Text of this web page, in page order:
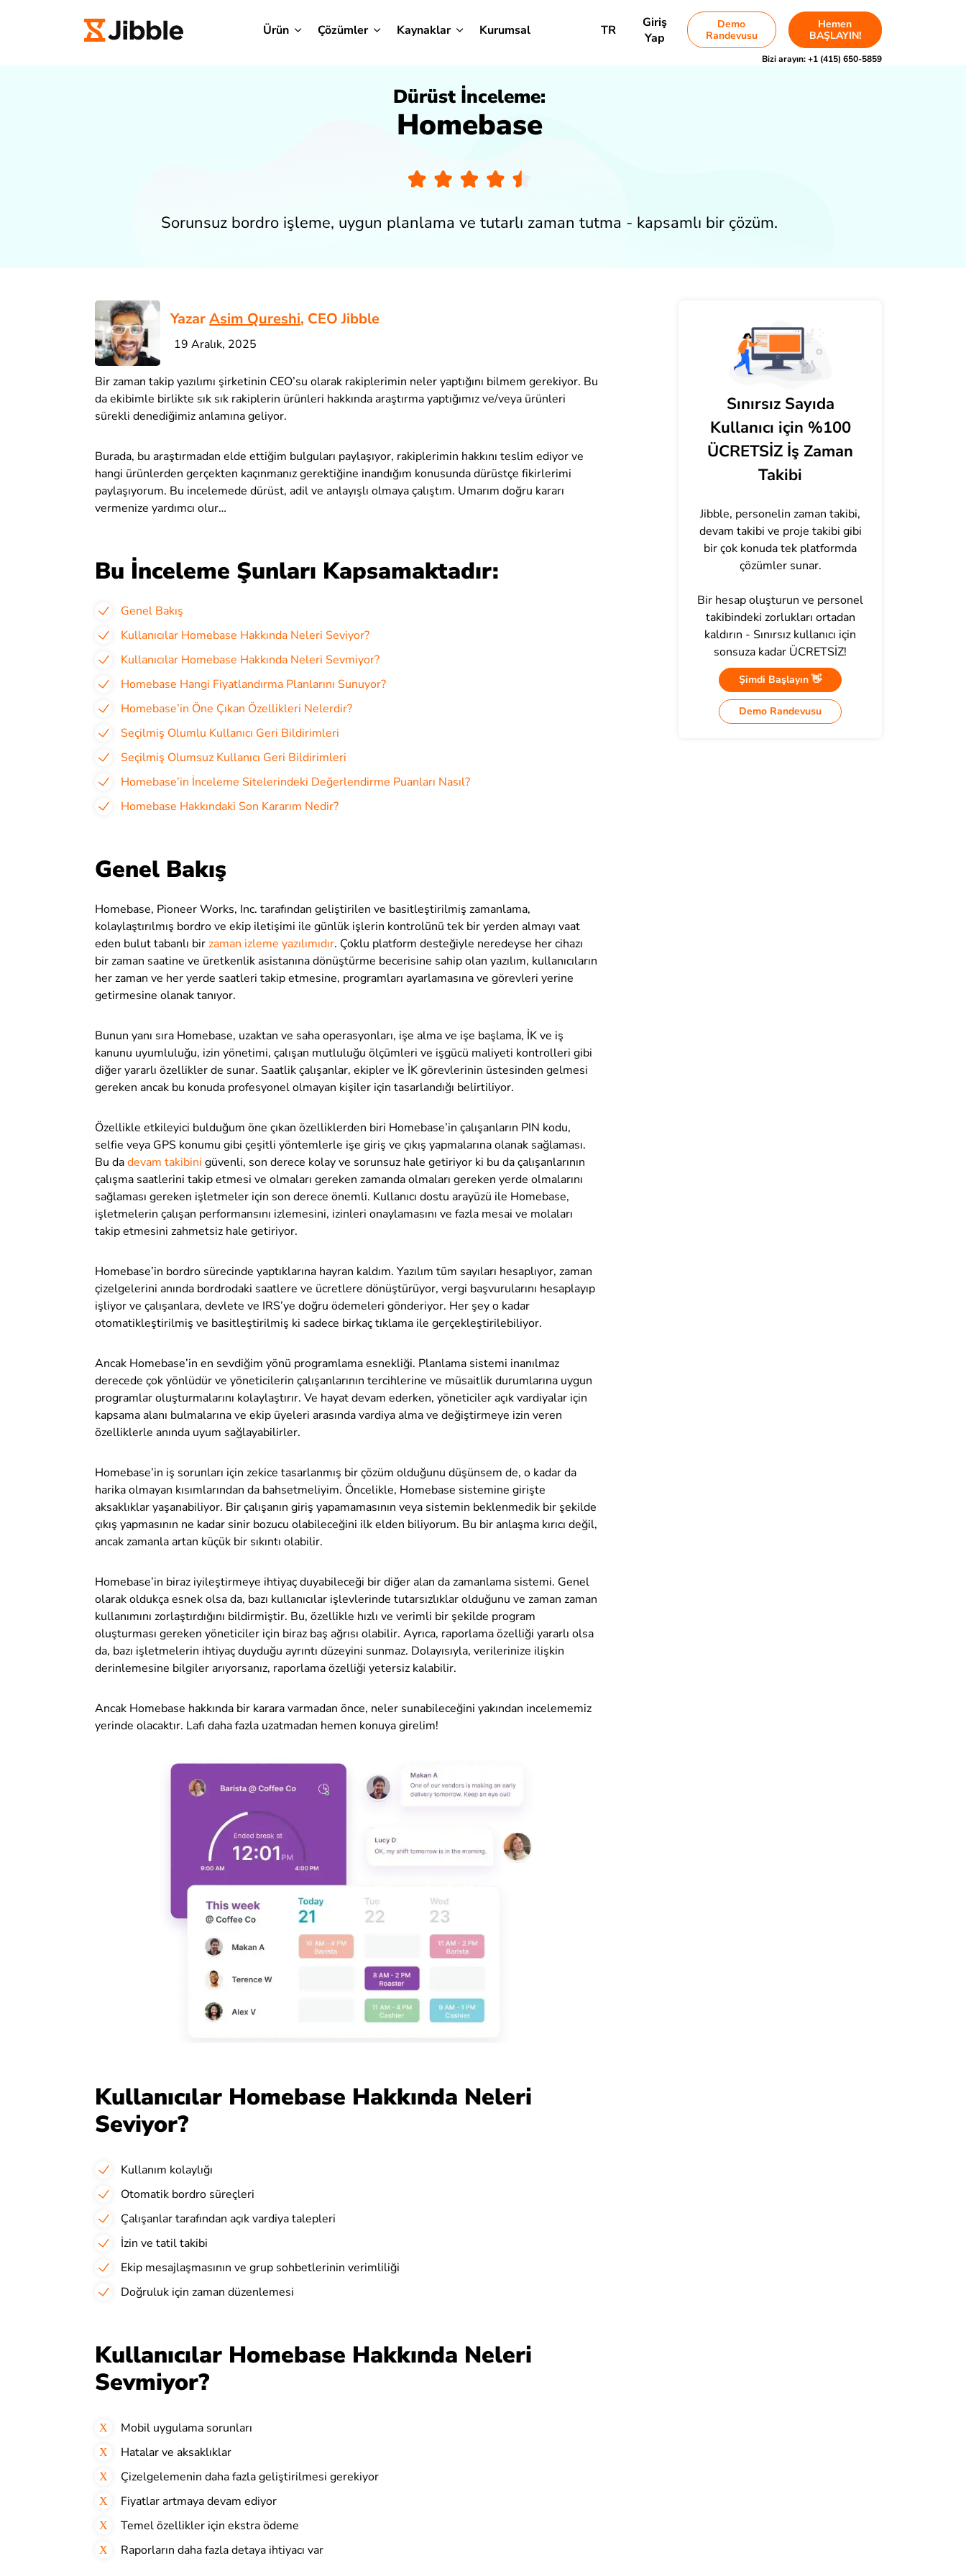
Ürün Çözümler Kaynaklar Kurumsal TR
Giriş
Yap
Demo
Randevusu
Hemen
BAŞLAYIN!
Bizi arayın:+1 (415) 650-5859
Dürüst İnceleme:
Homebase
Sorunsuz bordro işleme, uygun planlama ve tutarlı zaman tutma - kapsamlı bir çözüm.
YazarAsim Qureshi, CEO Jibble
19 Aralık, 2025
Bir zaman takip yazılımı şirketinin CEO’su olarak rakiplerimin neler yaptığını bilmem gerekiyor. Bu
da ekibimle birlikte sık sık rakiplerin ürünleri hakkında araştırma yaptığımız ve/veya ürünleri
sürekli denediğimiz anlamına geliyor.
Burada, bu araştırmadan elde ettiğim bulguları paylaşıyor, rakiplerimin hakkını teslim ediyor ve
hangi ürünlerden gerçekten kaçınmanız gerektiğine inandığım konusunda dürüstçe fikirlerimi
paylaşıyorum. Bu incelemede dürüst, adil ve anlayışlı olmaya çalıştım. Umarım doğru kararı
vermenize yardımcı olur…
Bu İnceleme Şunları Kapsamaktadır:
Genel Bakış
Kullanıcılar Homebase Hakkında Neleri Seviyor?
Kullanıcılar Homebase Hakkında Neleri Sevmiyor?
Homebase Hangi Fiyatlandırma Planlarını Sunuyor?
Homebase’in Öne Çıkan Özellikleri Nelerdir?
Seçilmiş Olumlu Kullanıcı Geri Bildirimleri
Seçilmiş Olumsuz Kullanıcı Geri Bildirimleri
Homebase’in İnceleme Sitelerindeki Değerlendirme Puanları Nasıl?
Homebase Hakkındaki Son Kararım Nedir?
Genel Bakış
Homebase, Pioneer Works, Inc. tarafından geliştirilen ve basitleştirilmiş zamanlama,
kolaylaştırılmış bordro ve ekip iletişimi ile günlük işlerin kontrolünü tek bir yerden almayı vaat
eden bulut tabanlı birzaman izleme yazılımıdır. Çoklu platform desteğiyle neredeyse her cihazı
bir zaman saatine ve üretkenlik asistanına dönüştürme becerisine sahip olan yazılım, kullanıcıların
her zaman ve her yerde saatleri takip etmesine, programları ayarlamasına ve görevleri yerine
getirmesine olanak tanıyor.
Bunun yanı sıra Homebase, uzaktan ve saha operasyonları, işe alma ve işe başlama, İK ve iş
kanunu uyumluluğu, izin yönetimi, çalışan mutluluğu ölçümleri ve işgücü maliyeti kontrolleri gibi
diğer yararlı özellikler de sunar. Saatlik çalışanlar, ekipler ve İK görevlerinin üstesinden gelmesi
gereken ancak bu konuda profesyonel olmayan kişiler için tasarlandığı belirtiliyor.
Özellikle etkileyici bulduğum öne çıkan özelliklerden biri Homebase’in çalışanların PIN kodu,
selfie veya GPS konumu gibi çeşitli yöntemlerle işe giriş ve çıkış yapmalarına olanak sağlaması.
Bu dadevam takibini güvenli, son derece kolay ve sorunsuz hale getiriyor ki bu da çalışanlarının
çalışma saatlerini takipetmesi ve olmaları gereken zamanda olmaları gereken yerde olmalarını
sağlaması gereken işletmeler için son derece önemli. Kullanıcı dostu arayüzü ile Homebase,
işletmelerin çalışan performansını izlemesini, izinleri onaylamasını ve fazla mesai ve molaları
takip etmesini zahmetsiz hale getiriyor.
Homebase’in bordro sürecinde yaptıklarına hayran kaldım. Yazılım tüm sayıları hesaplıyor, zaman
çizelgelerini anında bordrodaki saatlere ve ücretlere dönüştürüyor, vergi başvurularını hesaplayıp
işliyor ve çalışanlara, devlete ve IRS’ye doğru ödemeleri gönderiyor. Her şey o kadar
otomatikleştirilmiş ve basitleştirilmiş ki sadece birkaç tıklama ile gerçekleştirilebiliyor.
Ancak Homebase’in en sevdiğim yönü programlama esnekliği. Planlama sistemi inanılmaz
derecede çok yönlüdür ve yöneticilerin çalışanlarının tercihlerine ve müsaitlik durumlarına uygun
programlar oluşturmalarını kolaylaştırır. Ve hayat devam ederken, yöneticiler açık vardiyalar için
kapsama alanı bulmalarına ve ekip üyeleri arasında vardiya alma ve değiştirmeye izin veren
özelliklerle anında uyum sağlayabilirler.
Homebase’in iş sorunları için zekice tasarlanmış bir çözüm olduğunu düşünsem de, o kadar da
harika olmayan kısımlarından da bahsetmeliyim. Öncelikle, Homebase sistemine girişte
aksaklıklar yaşanabiliyor. Bir çalışanın giriş yapamamasının veya sistemin beklenmedik bir şekilde
çıkış yapmasının ne kadar sinir bozucu olabileceğini ilk elden biliyorum. Bu bir anlaşma kırıcı değil,
ancak zamanla artan küçük bir sıkıntı olabilir.
Homebase’in biraz iyileştirmeye ihtiyaç duyabileceği bir diğer alan da zamanlama sistemi. Genel
olarak oldukça esnek olsa da, bazı kullanıcılar işlevlerinde tutarsızlıklar olduğunu ve zaman zaman
kullanımını zorlaştırdığını bildirmiştir. Bu, özellikle hızlı ve verimli bir şekilde program
oluşturması gereken yöneticiler için biraz baş ağrısı olabilir. Ayrıca, raporlama özelliği yararlı olsa
da, bazı işletmelerin ihtiyaç duyduğu ayrıntı düzeyini sunmaz. Dolayısıyla, verilerinize ilişkin
derinlemesine bilgiler arıyorsanız, raporlama özelliği yetersiz kalabilir.
Ancak Homebase hakkında bir karara varmadan önce, neler sunabileceğini yakından incelememiz
yerinde olacaktır. Lafı daha fazla uzatmadan hemen konuya girelim!
Kullanıcılar Homebase Hakkında Neleri
Seviyor?
Kullanım kolaylığı
Otomatik bordro süreçleri
Çalışanlar tarafından açık vardiya talepleri
İzin ve tatil takibi
Ekip mesajlaşmasının ve grup sohbetlerinin verimliliği
Doğruluk için zaman düzenlemesi
Kullanıcılar Homebase Hakkında Neleri
Sevmiyor?
Mobil uygulama sorunları
Hatalar ve aksaklıklar
Çizelgelemenin daha fazla geliştirilmesi gerekiyor
Fiyatlar artmaya devam ediyor
Temel özellikler için ekstra ödeme
Raporların daha fazla detaya ihtiyacı var
Sınırsız Sayıda
Kullanıcı için %100
ÜCRETSİZ İş Zaman
Takibi
Jibble, personelin zaman takibi,
devam takibi ve proje takibi gibi
bir çok konuda tek platformda
çözümler sunar.
Bir hesap oluşturun ve personel
takibindeki zorlukları ortadan
kaldırın - Sınırsız kullanıcı için
sonsuza kadar ÜCRETSİZ!
Şimdi Başlayın 👋
Demo Randevusu